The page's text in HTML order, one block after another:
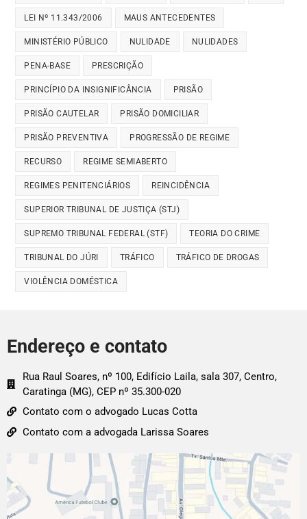
LEI Nº 11.343/2006 MAUS ANTECEDENTES
MINISTÉRIO PÚBLICO NULIDADE NULIDADES
PENA-BASE PRESCRIÇÃO
PRINCÍPIO DA INSIGNIFICÂNCIA PRISÃO
PRISÃO CAUTELAR PRISÃO DOMICILIAR
PRISÃO PREVENTIVA PROGRESSÃO DE REGIME
RECURSO REGIME SEMIABERTO
REGIMES PENITENCIÁRIOS REINCIDÊNCIA
SUPERIOR TRIBUNAL DE JUSTIÇA (STJ)
SUPREMO TRIBUNAL FEDERAL (STF) TEORIA DO CRIME
TRIBUNAL DO JÚRI TRÁFICO TRÁFICO DE DROGAS
VIOLÊNCIA DOMÉSTICA
Endereço e contato
Rua Raul Soares, nº 100, Edifício Laila, sala 307, Centro,
Caratinga (MG), CEP nº 35.300-020
Contato com o advogado Lucas Cotta
Contato com a advogada Larissa Soares